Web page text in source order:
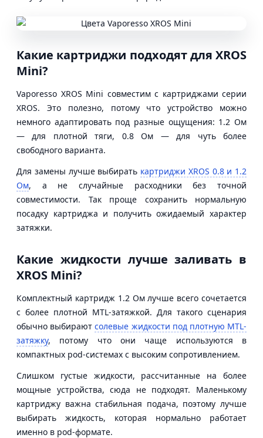
Какие картриджи подходят для XROS
Mini?
Vaporesso XROS Mini совместим с картриджами серии
XROS. Это полезно, потому что устройство можно
немного адаптировать под разные ощущения: 1.2 Ом
— для плотной тяги, 0.8 Ом — для чуть более
свободного варианта.
Для замены лучше выбирать картриджи XROS 0.8 и 1.2
Ом, а не случайные расходники без точной
совместимости. Так проще сохранить нормальную
посадку картриджа и получить ожидаемый характер
затяжки.
Какие жидкости лучше заливать в
XROS Mini?
Комплектный картридж 1.2 Ом лучше всего сочетается
с более плотной MTL-затяжкой. Для такого сценария
обычно выбираютсолевые жидкости под плотную MTL-
затяжку, потому что они чаще используются в
компактных pod-системах с высоким сопротивлением.
Слишком густые жидкости, рассчитанные на более
мощные устройства, сюда не подходят. Маленькому
картриджу важна стабильная подача, поэтому лучше
выбирать жидкость, которая нормально работает
именно в pod-формате.